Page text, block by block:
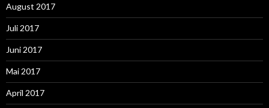
August 2017
Juli 2017
Juni 2017
Mai 2017
April 2017